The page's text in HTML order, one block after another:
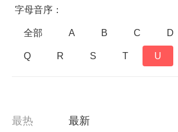
字母音序：
全部 A B C D
Q R S T U
最热 最新